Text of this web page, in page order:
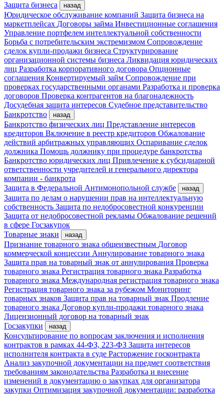
Защита бизнеса
назад
Юридическое обслуживание компаний Защита бизнеса на
маркетплейсах Договоры займа Инвестиционные соглашения
Управление портфелем интеллектуальной собственности
Борьба с потребительским экстремизмом Сопровождение
сделок купли-продажи бизнеса Структурирование
организационной системы бизнеса Ликвидация юридических
лиц Разработка корпоративного договора Опционные
соглашения Конвертируемый займ Сопровождение при
проверках государственными органами Разработка и проверка
договоров Проверка контрагентов на благонадежность
Досудебная защита интересов Судебное представительство
Банкротство
назад
Банкротство физических лиц Представление интересов
кредиторов Включение в реестр кредиторов Обжалование
действий арбитражных управляющих Оспаривание сделок
должника Помощь должнику при процедуре банкротства
Банкротство юридических лиц Привлечение к субсидиарной
ответственности учредителей и генерального директора
компании - банкрота
Защита в Федеральной Антимонопольной службе
назад
Защита по делам о нарушении прав на интеллектуальную
собственность Защита по недобросовестной конкуренции
Защита от недобросовестной рекламы Обжалование решений
в сфере Госзакупок
Товарные знаки
назад
Признание товарного знака общеизвестным Договор
коммерческой концессии Аннулирование товарного знака
Защита прав на товарный знак от аннулирования Проверка
товарного знака Регистрация товарного знака Разработка
товарного знака Международная регистрация товарного знака
Регистрация товарного знака за рубежом Мониторинг
товарных знаков Защита прав на товарный знак Продление
товарного знака Договор купли-продажи товарного знака
Лицензионный договор на товарный знак
Госзакупки
назад
Консультирование по вопросам заключения и исполнения
контрактов в рамках 44-ФЗ, 223-ФЗ Защита интересов
исполнителя контракта в суде Расторжение госконтракта
Анализ закупочной документации на предмет соответствия
требованиям законодательства Разработка и внесение
изменений в документацию о закупках для организатора
закупки Оптимизация закупочной документации: разработка